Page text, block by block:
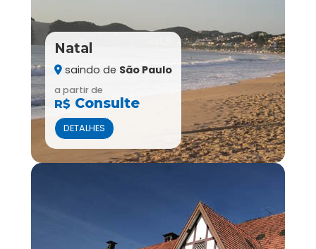
Natal
saindo de São Paulo
a partir de
R$ Consulte
DETALHES